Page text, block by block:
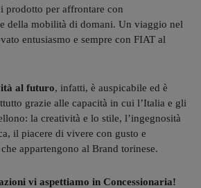
prodotto per affrontare con
della mobilità di domani. Un viaggio nel
entusiasmo e sempre con FIAT al
al futuro, infatti, è auspicabile ed è
grazie alle capacità in cui l’Italia e gli
la creatività e lo stile, l’ingegnosità
il piacere di vivere con gusto e
appartengono al Brand torinese.
vi aspettiamo in Concessionaria!